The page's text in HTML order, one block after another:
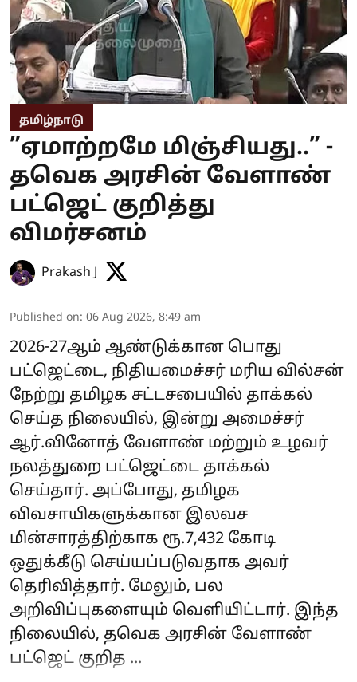
தமிழ்நாடு
”ஏமாற்றமே மிஞ்சியது..” -
தவெக அரசின் வேளாண்
பட்ஜெட் குறித்து
விமர்சனம்
Prakash J
Published on: 06 Aug 2026, 8:49 am
2026-27ஆம் ஆண்டுக்கான பொது
பட்ஜெட்டை, நிதியமைச்சர் மரிய வில்சன்
நேற்று தமிழக சட்டசபையில் தாக்கல்
செய்த நிலையில், இன்று அமைச்சர்
ஆர்.வினோத் வேளாண் மற்றும் உழவர்
நலத்துறை பட்ஜெட்டை தாக்கல்
செய்தார். அப்போது, தமிழக
விவசாயிகளுக்கான இலவச
மின்சாரத்திற்காக ரூ.7,432 கோடி
ஒதுக்கீடு செய்யப்படுவதாக அவர்
தெரிவித்தார். மேலும், பல
அறிவிப்புகளையும் வெளியிட்டார். இந்த
நிலையில், தவெக அரசின் வேளாண்
பட்ஜெட் குறித ...